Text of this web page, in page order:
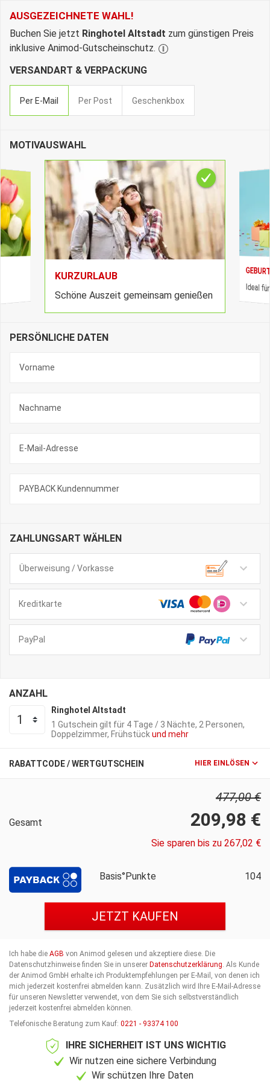
Ihre Bestellung -
AUSGEZEICHNETE WAHL!
Buchen Sie jetzt Ringhotel Altstadt zum günstigen Preis
inklusive Animod-Gutscheinschutz.
VERSANDART & VERPACKUNG
Per E-Mail Per Post Geschenkbox
MOTIVAUSWAHL
KURZURLAUB
Schöne Auszeit gemeinsam genießen
Ideal
PERSÖNLICHE DATEN
ZAHLUNGSART WÄHLEN
Überweisung / Vorkasse
Kreditkarte
PayPal
ANZAHL
Ringhotel Altstadt
1 Gutschein gilt für 4 Tage / 3 Nächte 2 Personen
Doppelzimmer Frühstückund mehr
RABATTCODE / WERTGUTSCHEIN HIER EINLÖSEN
477,00 €
Gesamt 209,98 €
Sie sparen bis zu 267,02 €
Basis°Punkte 104
JETZT KAUFEN
Ich habe die AGB von Animod gelesen und akzeptiere diese. Die
Datenschutzhinweise finden Sie in unserer Datenschutzerklärung. Als Kunde
der Animod GmbH erhalte ich Produktempfehlungen per E-Mail, von denen ich
mich jederzeit kostenfrei abmelden kann. Zusätzlich wird Ihre E-Mail-Adresse
für unseren Newsletter verwendet, von dem Sie sich selbstverständlich
jederzeit kostenfrei abmelden können.
Telefonische Beratung zum Kauf: 0221 - 93374 100
IHRE SICHERHEIT IST UNS WICHTIG
Wir nutzen eine sichere Verbindung
Wir schützen Ihre Daten